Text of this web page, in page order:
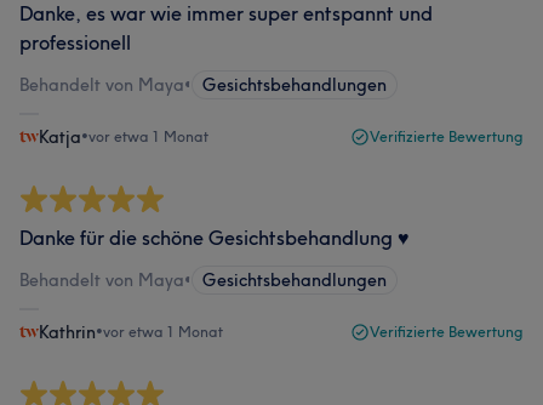
Danke, es war wie immer super entspannt und
professionell
Behandelt von Maya• Gesichtsbehandlungen
Katja•vor etwa 1 Monat Verifizierte Bewertung
Danke für die schöne Gesichtsbehandlung ♥️
Behandelt von Maya• Gesichtsbehandlungen
Kathrin•vor etwa 1 Monat Verifizierte Bewertung